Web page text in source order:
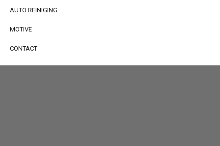
AUTO REINIGING
MOTIVE
CONTACT